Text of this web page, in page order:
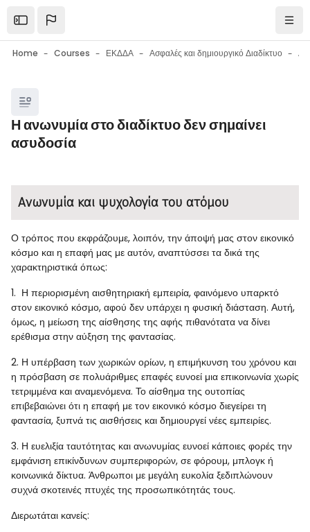
Open the sidebar
Home Courses ΕΚΔΔΑ Ασφαλές και δημιουργικό Διαδίκτυο
Blocks
Η ανωνυμία στο διαδίκτυο δεν σημαίνει
ασυδοσία
Blocks
Ανωνυμία και ψυχολογία του ατόμου
Ο τρόπος που εκφράζουμε, λοιπόν, την άποψή μας στον εικονικό
κόσμο και η επαφή μας με αυτόν, αναπτύσσει τα δικά της
χαρακτηριστικά όπως:
1. Η περιορισμένη αισθητηριακή εμπειρία, φαινόμενο υπαρκτό
στον εικονικό κόσμο, αφού δεν υπάρχει η φυσική διάσταση. Αυτή,
όμως, η μείωση της αίσθησης της αφής πιθανότατα να δίνει
ερέθισμα στην αύξηση της φαντασίας.
2. Η υπέρβαση των χωρικών ορίων, η επιμήκυνση του χρόνου και
η πρόσβαση σε πολυάριθμες επαφές ευνοεί μια επικοινωνία χωρίς
τετριμμένα και αναμενόμενα. Το αίσθημα της ουτοπίας
επιβεβαιώνει ότι η επαφή με τον εικονικό κόσμο διεγείρει τη
φαντασία, ξυπνά τις αισθήσεις και δημιουργεί νέες εμπειρίες.
3. Η ευελιξία ταυτότητας και ανωνυμίας ευνοεί κάποιες φορές την
εμφάνιση επικίνδυνων συμπεριφορών, σε φόρουμ, μπλογκ ή
κοινωνικά δίκτυα. Άνθρωποι με μεγάλη ευκολία ξεδιπλώνουν
συχνά σκοτεινές πτυχές της προσωπικότητάς τους.
Διερωτάται κανείς: